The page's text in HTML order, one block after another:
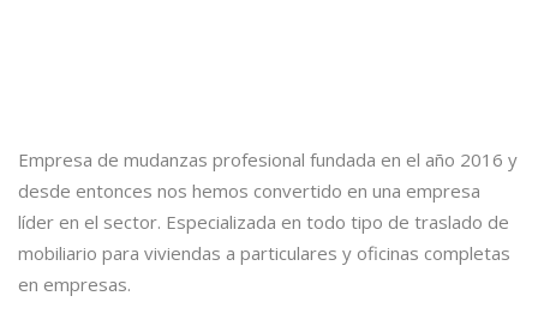
Empresa de mudanzas profesional fundada en el año 2016 y
desde entonces nos hemos convertido en una empresa
líder en el sector. Especializada en todo tipo de traslado de
mobiliario para viviendas a particulares y oficinas completas
en empresas.